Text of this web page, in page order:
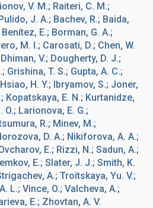
V. M.; Raiteri, C. M.;
J. A.; Bachev, R.; Baida,
E.; Borman, G. A.;
M. I.; Carosati, D.; Chen, W.
V.; Dougherty, D. J.;
Grishina, T. S.; Gupta, A. C.;
H. Y.; Ibryamov, S.; Joner,
Kopatskaya, E. N.; Kurtanidze,
O.; Larionova, E. G.;
R.; Minev, M.;
D. A.; Nikiforova, A. A.;
E.; Rizzi, N.; Sadun, A.;
E.; Slater, J. J.; Smith, K.
A.; Troitskaya, Yu. V.;
L.; Vince, O.; Valcheva, A.;
E.; Zhovtan, A. V.